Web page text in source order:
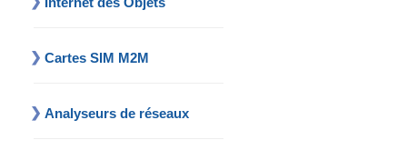
Cartes SIM M2M
Analyseurs de réseaux